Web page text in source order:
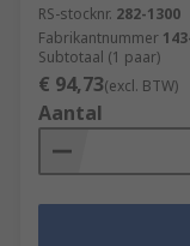
RS-stocknr. 282-1300
Fabrikantnummer
Subtotaal (1 paar)
€ 94,73(excl. BTW)
Aantal